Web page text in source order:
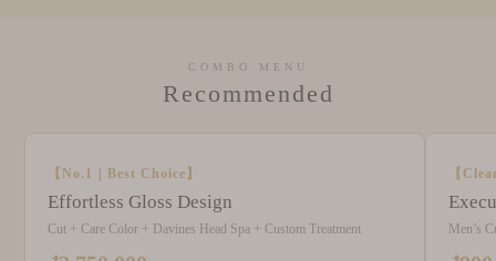
COMBO MENU
Recommended
【No.1｜Best Choice】
Effortless Gloss Design
Cut + Care Color + Davines Head Spa + Custom Treatment
【
Men’s